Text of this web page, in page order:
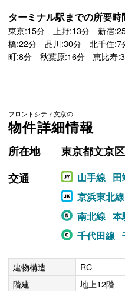
ターミナル駅までの所要時
東京:15分 上野:13分 新宿
橋:22分 品川:30分 北千住
町:8分 秋葉原:16分 恵比寿
フロントシティ文京の
物件詳細情報
所在地
東京都文京
交通
山手線 田
京浜東北線
南北線 本
千代田線
建物構造
RC
階建
地上12階